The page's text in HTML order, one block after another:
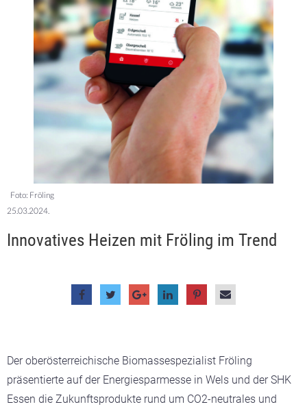
Foto: Fröling
25.03.2024.
Innovatives Heizen mit Fröling im Trend
Der oberösterreichische Biomassespezialist Fröling
präsentierte auf der Energiesparmesse in Wels und der SHK
Essen die Zukunftsprodukte rund um CO2-neutrales und